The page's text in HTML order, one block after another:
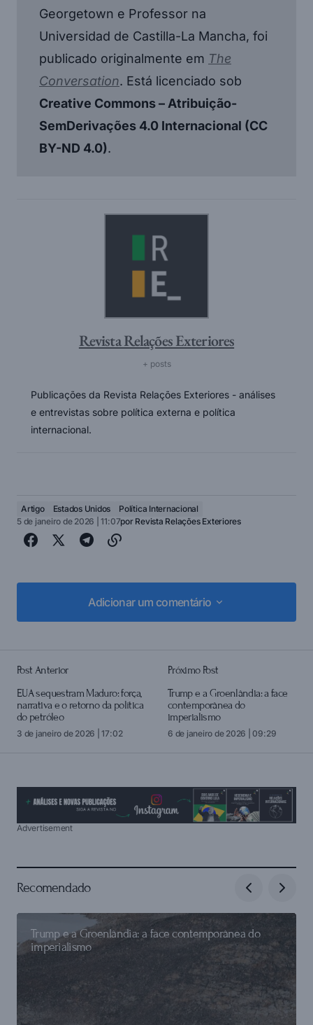
Georgetown e Professor na
Universidad de Castilla-La Mancha, foi
publicado originalmente em The
Conversation. Está licenciado sob
Creative Commons – Atribuição-
SemDerivações 4.0 Internacional (CC
BY-ND 4.0).
Revista Relações Exteriores
+ posts
Publicações da Revista Relações Exteriores - análises
e entrevistas sobre política externa e política
internacional.
Artigo Estados Unidos
Política Internacional
5 de janeiro de 2026 | 11:07por Revista Relações Exteriores
Adicionar um comentário
Adicionar um comentário
Post Anterior
EUA sequestram Maduro: força,
narrativa e o retorno da política
do petróleo
3 de janeiro de 2026 | 17:02
Próximo Post
Trump e a Groenlândia: a face
contemporânea do
imperialismo
6 de janeiro de 2026 | 09:29
Advertisement
Recomendado
Trump e a Groenlândia: a face contemporânea do
imperialismo